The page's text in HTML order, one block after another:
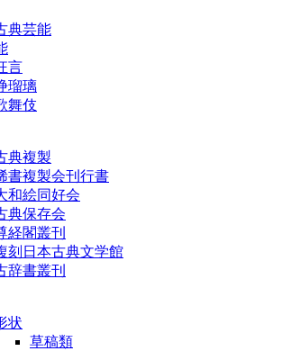
典芸能
言
瑠璃
舞伎
典複製
書複製会刊行書
和絵同好会
典保存会
経閣叢刊
刻日本古典文学館
辞書叢刊
状
草稿類